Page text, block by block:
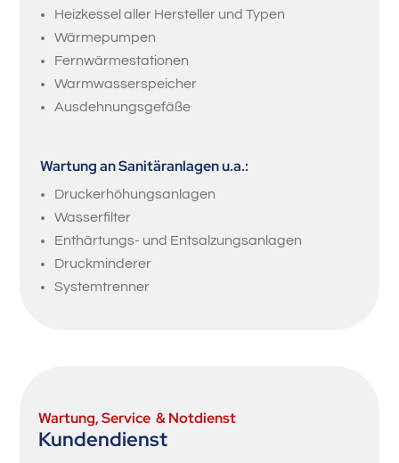
Heizkessel aller Hersteller und Typen
Wärmepumpen
Fernwärmestationen
Warmwasserspeicher
Ausdehnungsgefäße
Wartung an Sanitäranlagen u.a.:
Druckerhöhungsanlagen
Wasserfilter
Enthärtungs- und Entsalzungsanlagen
Druckminderer
Systemtrenner
Wartung, Service & Notdienst
Kundendienst